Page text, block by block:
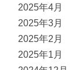
2025年4月
2025年3月
2025年2月
2025年1月